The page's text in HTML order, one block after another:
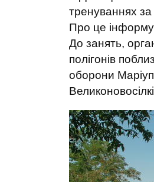
тренуваннях за
Про це
До занять,
полігонів
оборони